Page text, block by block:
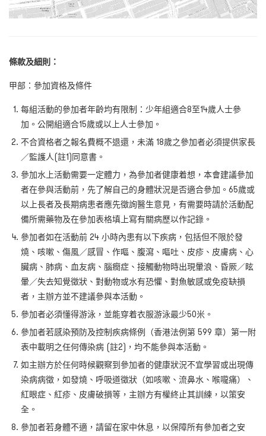
條款及細則：
甲部：參加資格及條件
每組活動的參加者年齡均有限制：少年組適合8至14歲人士參
加。公開組適合15歲或以上人士參加。
不合資格者之報名費概不退還，未滿 18歲之參加者必須提供家長
／監護人(註1)同意書。
參加水上活動需要一定體力，為參加者健康着想，本會建議參加
者在參與活動前，先了解自己的身體狀況是否適合參加。65歲或
以上長者及長期病患者應先徵詢醫生意見，有需要時請於活動配
備所需藥物及在參加表格填上寫有關病歷以作記錄。
參加者如在活動前 24 小時內患有以下疾病，包括但不限於發
燒、咳嗽、傷風／感冒、作嘔、腹瀉、嘔吐、皮疹、皮膚病、心
臟病、肺病、血友病、腦癇症、接觸動物時出現暈浪、昏厥／眩
暈／失去知覺徵狀、對動物或水有恐懼、對魚敏感或免疫缺損
者，主辦方並不建議參與本活動。
參加者必須懂得游泳，並能穿着衣服游泳最少50米。
參加者若感染預防及控制疾病條例（香港法例第 599 章）第一附
表中載明之任何傳染病 (註2)，均不能參與本活動。
如主辦方於任何時候觀察到參加者的健康狀況不宜學習或出現傳
染病病徵，如發燒、呼吸道徵狀（如咳嗽、流鼻水、喉嚨痛）、
紅眼症、紅疹、皮膚破損等，主辦方有權終止其訓練，以策安
全。
參加者若身體不適，請留在家中休息，以保障所有參加者之安